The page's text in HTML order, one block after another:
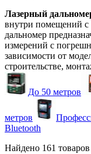
Лазерный
внутри помещений с
дальномер
измерений с
зависимости от
строительстве,
До 50 метров
метров
Bluetooth
Найдено 161 товаров